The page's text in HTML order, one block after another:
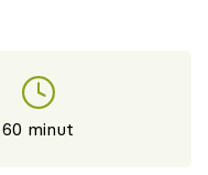
60 minut